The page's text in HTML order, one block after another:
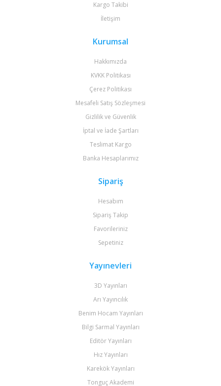
Kargo Takibi
İletişim
Kurumsal
Hakkımızda
KVKK Politikası
Çerez Politikası
Mesafeli Satış Sözleşmesi
Gizlilik ve Güvenlik
İptal ve İade Şartları
Teslimat Kargo
Banka Hesaplarımız
Sipariş
Hesabım
Sipariş Takip
Favorileriniz
Sepetiniz
Yayınevleri
3D Yayınları
Arı Yayıncılık
Benim Hocam Yayınları
Bilgi Sarmal Yayınları
Editör Yayınları
Hız Yayınları
Karekök Yayınları
Tonguç Akademi